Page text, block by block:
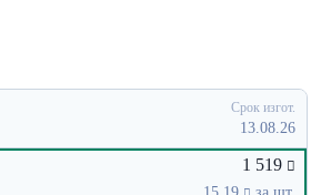
Срок изгот.
13.08.26
1 519